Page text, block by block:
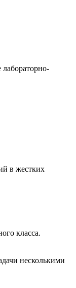
в жестких
класса.
несколькими